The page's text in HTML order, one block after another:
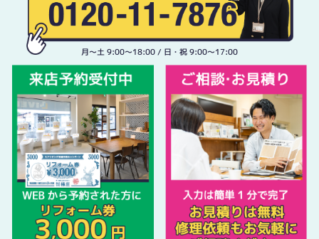
月〜土 9:00〜18:00 / 日・祝 9:00〜17:00